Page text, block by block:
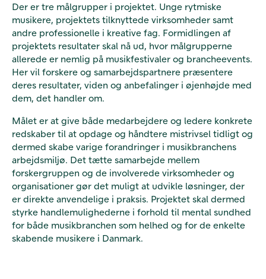
Der er tre målgrupper i projektet. Unge rytmiske
musikere, projektets tilknyttede virksomheder samt
andre professionelle i kreative fag. Formidlingen af
projektets resultater skal nå ud, hvor målgrupperne
allerede er nemlig på musikfestivaler og brancheevents.
Her vil forskere og samarbejdspartnere præsentere
deres resultater, viden og anbefalinger i øjenhøjde med
dem, det handler om.
Målet er at give både medarbejdere og ledere konkrete
redskaber til at opdage og håndtere mistrivsel tidligt og
dermed skabe varige forandringer i musikbranchens
arbejdsmiljø. Det tætte samarbejde mellem
forskergruppen og de involverede virksomheder og
organisationer gør det muligt at udvikle løsninger, der
er direkte anvendelige i praksis. Projektet skal dermed
styrke handlemulighederne i forhold til mental sundhed
for både musikbranchen som helhed og for de enkelte
skabende musikere i Danmark.